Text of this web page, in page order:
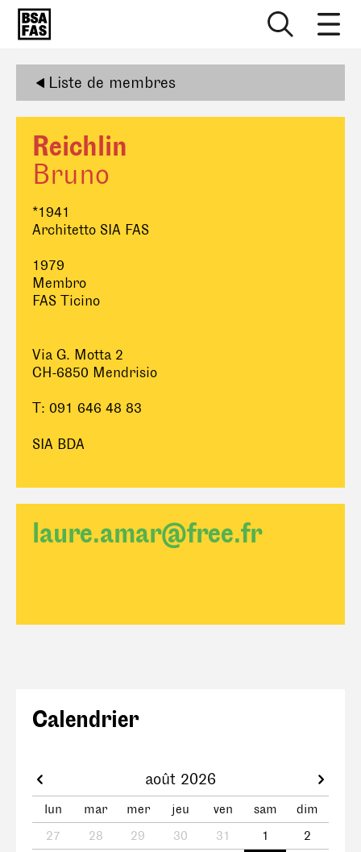
Liste de membres
Reichlin
Bruno
*1941
Architetto SIA FAS
1979
Membro
FAS Ticino
Via G. Motta 2
CH-6850 Mendrisio
T: 091 646 48 83
SIA BDA
laure.amar@free.fr
Calendrier
août 2026
lun mar mer jeu ven sam
dim
27
28 29 30 31 1
2